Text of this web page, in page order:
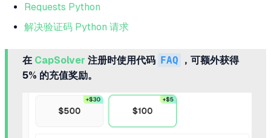
Requests Python
解决验证码 Python 请求
在 CapSolver 注册时使用代码 FAQ
，可额外获得
5% 的充值奖励。